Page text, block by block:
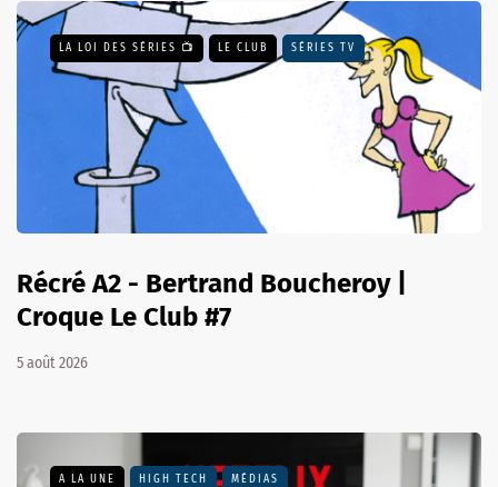
LA LOI DES SÉRIES 📺 LE CLUB SÉRIES TV
Récré A2 - Bertrand Boucheroy |
Croque Le Club #7
5 août 2026
A LA UNE HIGH TECH MÉDIAS